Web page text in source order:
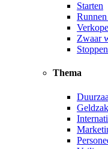
Starten
Zwaar
Thema